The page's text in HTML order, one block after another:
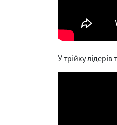
У трійку